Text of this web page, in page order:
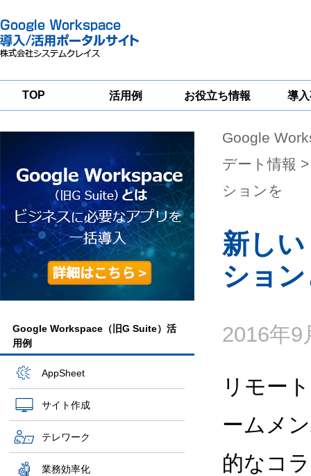
TOP 活用例 お役立ち情報
一
導
グループウェア
移行支援
Google
Workspace
セキュリティ
対策サービス
Google Workspace（旧G Suite）活
用例
AppSheet
サイト作成
テレワーク
業務効率化
Google
デート情報
ションを
新し
ショ
2016年9
リモー
ームメ
的なコ